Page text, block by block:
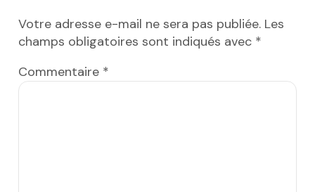
Votre adresse e-mail ne sera pas publiée. Les
champs obligatoires sont indiqués avec *
Commentaire *